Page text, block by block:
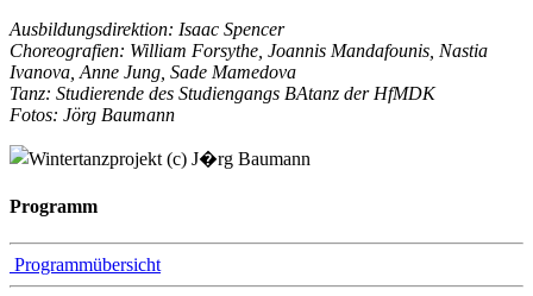
Ausbildungsdirektion: Isaac Spencer
Choreografien: William Forsythe, Joannis Mandafounis, Nastia
Ivanova, Anne Jung, Sade Mamedova
Tanz: Studierende des Studiengangs BAtanz der HfMDK
Fotos: Jörg Baumann
Programm
Programmübersicht